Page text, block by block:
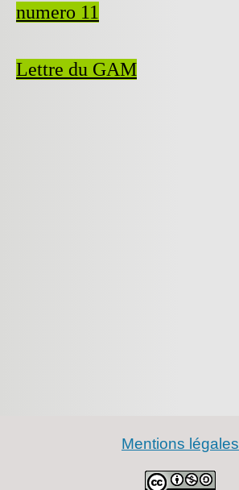
numero 11
Lettre du GAM
Mentions légales